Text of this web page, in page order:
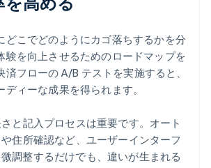
どこでどのようにカゴ落ちするかを分
験を向上させるためのロードマップを
フローの A/B テストを実施すると、
ィーな成果を得られます。
と記入プロセスは重要です。オート
住所確認など、ユーザーインターフ
微調整するだけでも、違いが生まれる